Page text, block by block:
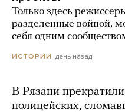
Только здесь
разделенные войной,
себя одним
ИСТОРИИ день назад
В Рязани
полицейских,